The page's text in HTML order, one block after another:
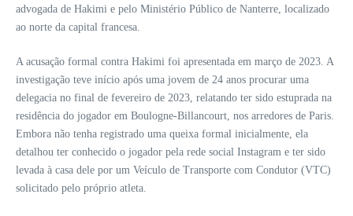
advogada de Hakimi e pelo Ministério Público de Nanterre, localizado
ao norte da capital francesa.
A acusação formal contra Hakimi foi apresentada em março de 2023. A
investigação teve início após uma jovem de 24 anos procurar uma
delegacia no final de fevereiro de 2023, relatando ter sido estuprada na
residência do jogador em Boulogne-Billancourt, nos arredores de Paris.
Embora não tenha registrado uma queixa formal inicialmente, ela
detalhou ter conhecido o jogador pela rede social Instagram e ter sido
levada à casa dele por um Veículo de Transporte com Condutor (VTC)
solicitado pelo próprio atleta.